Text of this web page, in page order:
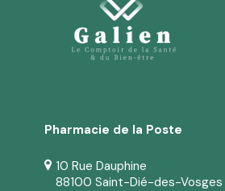
Pharmacie de la Poste
10 Rue Dauphine
88100 Saint-Dié-des-Vosges